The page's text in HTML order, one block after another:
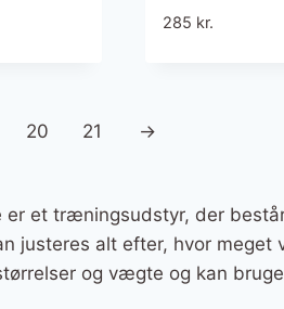
Riflet
285 kr.
20 21 →
et træningsudstyr, der
justeres alt efter, hvor
og vægte og kan